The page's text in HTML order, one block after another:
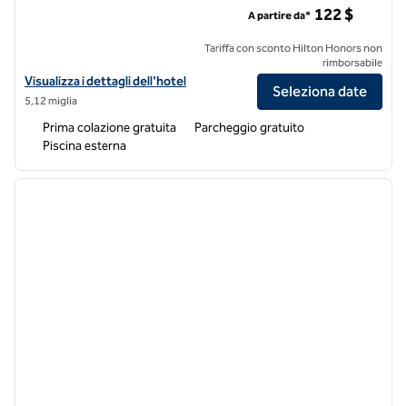
Visualizza i dettagli dell'hotel Homewood Suites by Hilton Grand
Visualizza i dettagli dell'hotel
5,12 miglia
A partire da* 122 $
Tariffa con sconto Hilton Honors non
rimborsabile
Seleziona date
Prima colazione gratuita
Parcheggio gratuito
Piscina esterna
1 di 12